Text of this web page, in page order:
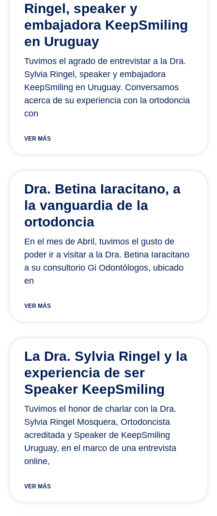
Ringel, speaker y
embajadora KeepSmiling
en Uruguay
Tuvimos el agrado de entrevistar a la Dra.
Sylvia Ringel, speaker y embajadora
KeepSmiling en Uruguay. Conversamos
acerca de su experiencia con la ortodoncia
con
VER MÁS
Dra. Betina Iaracitano, a
la vanguardia de la
ortodoncia
En el mes de Abril, tuvimos el gusto de
poder ir a visitar a la Dra. Betina Iaracitano
a su consultorio Gi Odontólogos, ubicado
en
VER MÁS
La Dra. Sylvia Ringel y la
experiencia de ser
Speaker KeepSmiling
Tuvimos el honor de charlar con la Dra.
Sylvia Ringel Mosquera, Ortodoncista
acreditada y Speaker de KeepSmiling
Uruguay, en el marco de una entrevista
online,
VER MÁS